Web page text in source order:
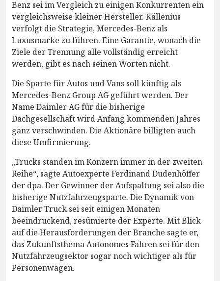
Benz sei im Vergleich zu einigen Konkurrenten ein
vergleichsweise kleiner Hersteller. Källenius
verfolgt die Strategie, Mercedes-Benz als
Luxusmarke zu führen. Eine Garantie, wonach die
Ziele der Trennung alle vollständig erreicht
werden, gibt es nach seinen Worten nicht.
Die Sparte für Autos und Vans soll künftig als
Mercedes-Benz Group AG geführt werden. Der
Name Daimler AG für die bisherige
Dachgesellschaft wird Anfang kommenden Jahres
ganz verschwinden. Die Aktionäre billigten auch
diese Umfirmierung.
„Trucks standen im Konzern immer in der zweiten
Reihe“, sagte Autoexperte Ferdinand Dudenhöffer
der dpa. Der Gewinner der Aufspaltung sei also die
bisherige Nutzfahrzeugsparte. Die Dynamik von
Daimler Truck sei seit einigen Monaten
beeindruckend, resümierte der Experte. Mit Blick
auf die Herausforderungen der Branche sagte er,
das Zukunftsthema Autonomes Fahren sei für den
Nutzfahrzeugsektor sogar noch wichtiger als für
Personenwagen.